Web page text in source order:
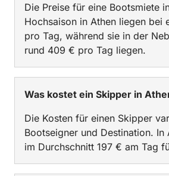
Die Preise für eine Bootsmiete
Hochsaison in Athen liegen bei
pro Tag, während sie in der
rund 409 € pro Tag liegen.
Was kostet ein Skipper in
Die Kosten für einen Skipper
Bootseigner und Destination. In
im Durchschnitt 197 € am Tag